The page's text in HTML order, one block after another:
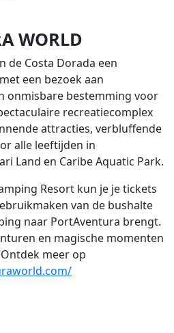
WORLD
de Costa Dorada een
een bezoek aan
onmisbare bestemming voor
recreatiecomplex
attracties, verbluffende
alle leeftijden in
Land en Caribe Aquatic Park.
Resort kun je je tickets
van de bushalte
naar PortAventura brengt.
en magische momenten
meer op